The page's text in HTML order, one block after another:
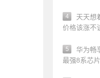
4
天天想
价格该涨不
5
华为畅
最强8系芯片